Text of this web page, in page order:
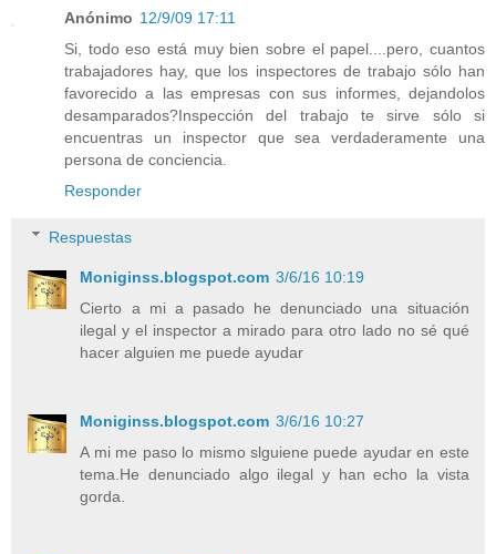
Anónimo 12/9/09 17:11
Si, todo eso está muy bien sobre el papel....pero, cuantos
trabajadores hay, que los inspectores de trabajo sólo han
favorecido a las empresas con sus informes, dejandolos
desamparados?Inspección del trabajo te sirve sólo si
encuentras un inspector que sea verdaderamente una
persona de conciencia.
Responder
Respuestas
Moniginss.blogspot.com 3/6/16 10:19
Cierto a mi a pasado he denunciado una situación
ilegal y el inspector a mirado para otro lado no sé qué
hacer alguien me puede ayudar
Moniginss.blogspot.com 3/6/16 10:27
A mi me paso lo mismo slguiene puede ayudar en este
tema.He denunciado algo ilegal y han echo la vista
gorda.